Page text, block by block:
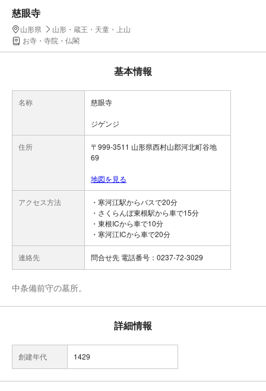
慈眼寺
山形県
山形・蔵王・天童・上山
お寺・寺院・仏閣
基本情報
名称 慈眼寺
ジゲンジ
住所
〒999-3511 山形県西村山郡河北町谷地
69
地図を見る
アクセス方法
・寒河江駅からバスで20分
・さくらんぼ東根駅から車で15分
・東根ICから車で10分
・寒河江ICから車で20分
連絡先 問合せ先 電話番号：0237-72-3029
中条備前守の墓所。
詳細情報
創建年代 1429